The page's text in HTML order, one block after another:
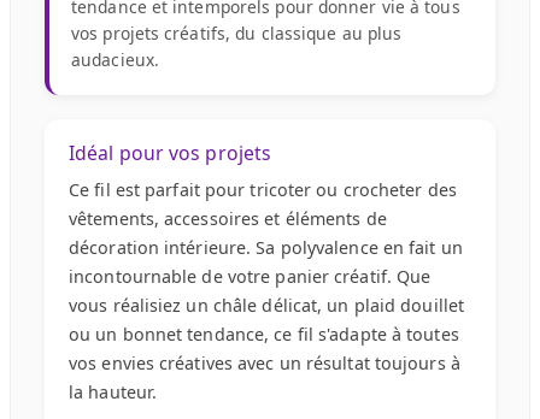
tendance et intemporels pour donner vie à tous
vos projets créatifs, du classique au plus
audacieux.
Idéal pour vos projets
Ce fil est parfait pour tricoter ou crocheter des
vêtements, accessoires et éléments de
décoration intérieure. Sa polyvalence en fait un
incontournable de votre panier créatif. Que
vous réalisiez un châle délicat, un plaid douillet
ou un bonnet tendance, ce fil s'adapte à toutes
vos envies créatives avec un résultat toujours à
la hauteur.